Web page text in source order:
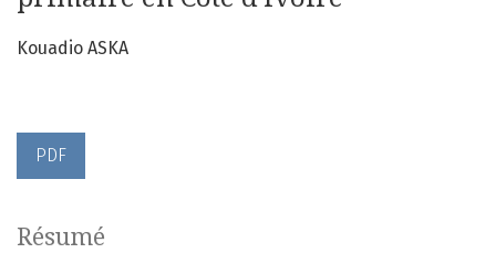
Kouadio ASKA
PDF
Résumé